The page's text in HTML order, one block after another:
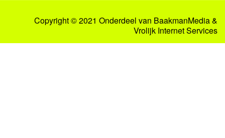
Copyright © 2021 Onderdeel van BaakmanMedia&
Vrolijk Internet Services